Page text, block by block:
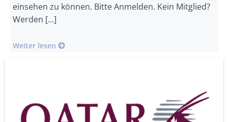
einsehen zu können. Bitte Anmelden. Kein Mitglied?
Werden […]
Weiter lesen